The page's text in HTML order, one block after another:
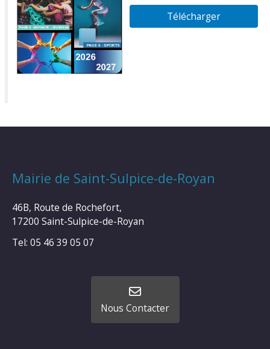
Télécharger
Mairie de Saint-Sulpice-de-Royan
46B, Route de Rochefort,
17200 Saint-Sulpice-de-Royan
Tel: 05 46 39 05 07
Nous Contacter